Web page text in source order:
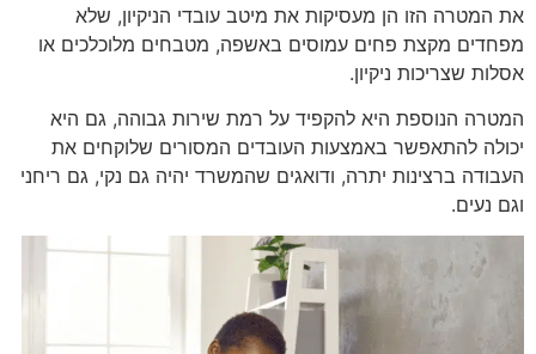
את המטרה הזו הן מעסיקות את מיטב עובדי הניקיון, שלא
מפחדים מקצת פחים עמוסים באשפה, מטבחים מלוכלכים או
אסלות שצריכות ניקיון.
המטרה הנוספת היא להקפיד על רמת שירות גבוהה, גם היא
יכולה להתאפשר באמצעות העובדים המסורים שלוקחים את
העבודה ברצינות יתרה, ודואגים שהמשרד יהיה גם נקי, גם ריחני
וגם נעים.